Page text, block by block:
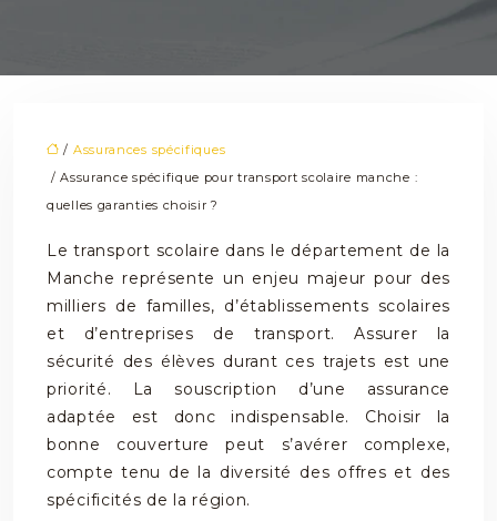
/ Assurances spécifiques
/ Assurance spécifique pour transport scolaire manche :
quelles garanties choisir ?
Le transport scolaire dans le département de la
Manche représente un enjeu majeur pour des
milliers de familles, d’établissements scolaires
et d’entreprises de transport. Assurer la
sécurité des élèves durant ces trajets est une
priorité. La souscription d’une assurance
adaptée est donc indispensable. Choisir la
bonne couverture peut s’avérer complexe,
compte tenu de la diversité des offres et des
spécificités de la région.